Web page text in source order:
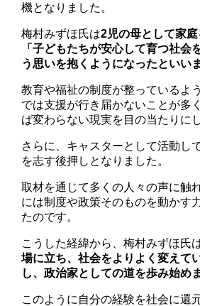
機となりました。
梅村みずほ氏は2児の母として家庭
「子どもたちが安心して育つ社会
う思いを抱くようになったといい
教育や福祉の制度が整っているよ
では支援が行き届かないことが多
ば変わらない現実を目の当たりに
さらに、キャスターとして活動し
を志す後押しとなりました。
取材を通じて多くの人々の声に触
には制度や政策そのものを動かす
たのです。
こうした経緯から、梅村みずほ氏
場に立ち、社会をよりよく変えて
し、政治家としての道を歩み始め
このように自分の経験を社会に還